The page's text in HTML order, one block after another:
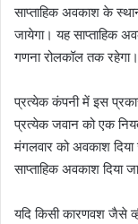
साप्ताहिक अवकाश के
जायेगा। यह साप्ताहिक
गणना रोलकॉल तक रहेगा।
प्रत्येक कंपनी में इस
प्रत्येक जवान को एक
मंगलवार को अवकाश
साप्ताहिक अवकाश दिया
यदि किसी कारणवश जैसे